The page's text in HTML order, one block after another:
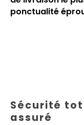
ponctualité
Sécurité
assuré